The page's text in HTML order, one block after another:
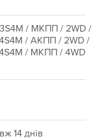
/ МКПП / 2WD /
/ АКПП / 2WD /
/ МКПП / 4WD
14 днів